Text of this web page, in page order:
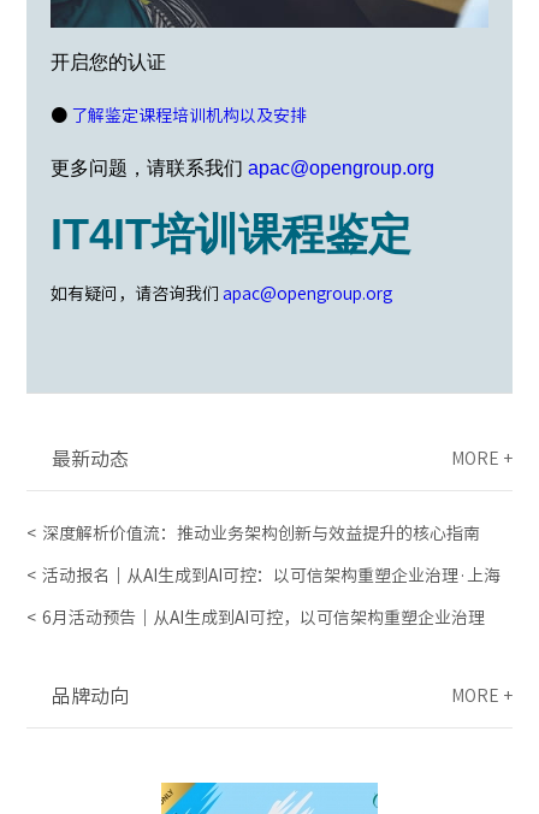
开启您的认证
● 了解鉴定课程培训机构以及安排
更多问题，请联系我们apac@opengroup.org
IT4IT培训课程鉴定
如有疑问，请咨询我们apac@opengroup.org
最新动态 MORE +
深度解析价值流：推动业务架构创新与效益提升的核心指南
活动报名｜从AI生成到AI可控：以可信架构重塑企业治理·上海
6月活动预告｜从AI生成到AI可控，以可信架构重塑企业治理
品牌动向 MORE +